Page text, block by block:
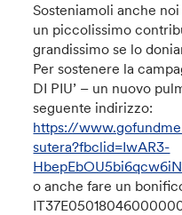
Sosteniamoli anche
un piccolissimo
grandissimo se lo
Per sostenere la
DI PIU’ – un nuovo
seguente indirizzo:
https://
sutera?fbclid=IwAR3-
o anche fare un